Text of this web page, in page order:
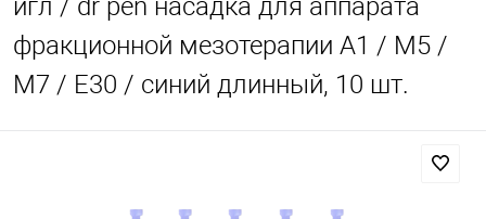
игл / dr pen насадка для аппарата
фракционной мезотерапии А1 / M5 /
М7 / E30 / синий длинный, 10 шт.